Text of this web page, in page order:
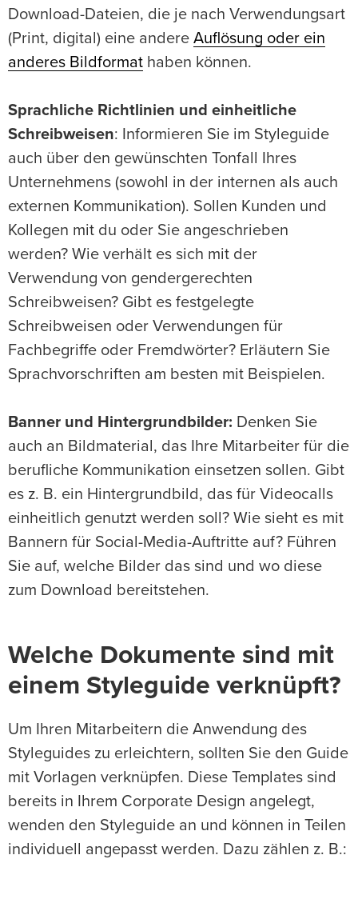
Download-Dateien, die je nach Verwendungsart
(Print, digital) eine andere Auflösung oder ein
anderes Bildformat haben können.
Sprachliche Richtlinien und einheitliche
Schreibweisen: Informieren Sie im Styleguide
auch über den gewünschten Tonfall Ihres
Unternehmens (sowohl in der internen als auch
externen Kommunikation). Sollen Kunden und
Kollegen mit du oder Sie angeschrieben
werden? Wie verhält es sich mit der
Verwendung von gendergerechten
Schreibweisen? Gibt es festgelegte
Schreibweisen oder Verwendungen für
Fachbegriffe oder Fremdwörter? Erläutern Sie
Sprachvorschriften am besten mit Beispielen.
Banner und Hintergrundbilder: Denken Sie
auch an Bildmaterial, das Ihre Mitarbeiter für die
berufliche Kommunikation einsetzen sollen. Gibt
es z. B. ein Hintergrundbild, das für Videocalls
einheitlich genutzt werden soll? Wie sieht es mit
Bannern für Social-Media-Auftritte auf? Führen
Sie auf, welche Bilder das sind und wo diese
zum Download bereitstehen.
Welche Dokumente sind mit
einem Styleguide verknüpft?
Um Ihren Mitarbeitern die Anwendung des
Styleguides zu erleichtern, sollten Sie den Guide
mit Vorlagen verknüpfen. Diese Templates sind
bereits in Ihrem Corporate Design angelegt,
wenden den Styleguide an und können in Teilen
individuell angepasst werden. Dazu zählen z. B.: